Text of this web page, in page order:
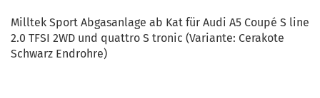
Milltek Sport Abgasanlage ab Kat für Audi A5 Coupé S line
2.0 TFSI 2WD und quattro S tronic (Variante: Cerakote
Schwarz Endrohre)